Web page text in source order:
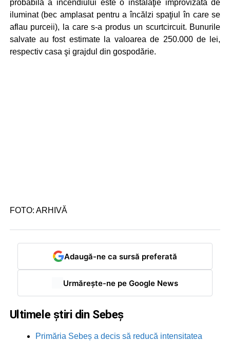
probabilă a incendiului este o instalaţie improvizată de
iluminat (bec amplasat pentru a încălzi spaţiul în care se
aflau purceii), la care s-a produs un scurtcircuit. Bunurile
salvate au fost estimate la valoarea de 250.000 de lei,
respectiv casa şi grajdul din gospodărie.
FOTO: ARHIVĂ
Adaugă-ne ca sursă preferată
Urmărește-ne pe Google News
Ultimele știri din Sebeș
Primăria Sebeș a decis să reducă intensitatea